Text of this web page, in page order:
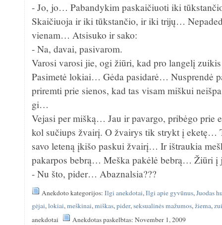
- Jo, jo… Pabandykim paskaičiuoti iki
Skaičiuoja ir iki tūkstančio, ir iki trijų…
vienam… Atsisuko ir sako:
- Na, davai, pasivarom.
Varosi varosi jie, ogi žiūri, kad pro langelį
Pasimetė lokiai… Gėda pasidarė… Nusprendė
priremti prie sienos, kad tas visam miškui
gi…
Vejasi per mišką… Jau ir pavargo, pribėgo prie
kol sučiups žvairį. O žvairys tik strykt į eketę…
savo leteną įkišo paskui žvairį… Ir ištraukia
pakarpos bebrą… Meška pakėlė bebrą… Žiūri į
- Nu što, pider… Abaznalsia???
Anekdoto kategorijos:Ilgi anekdotai,Ilgi apie gyvūnus,Juodas
gėjai,lokiai,meškinai,miškas,pider,seksualinės mažumos,žiema,
anekdotai
Anekdotas paskelbtas: November 1, 2009